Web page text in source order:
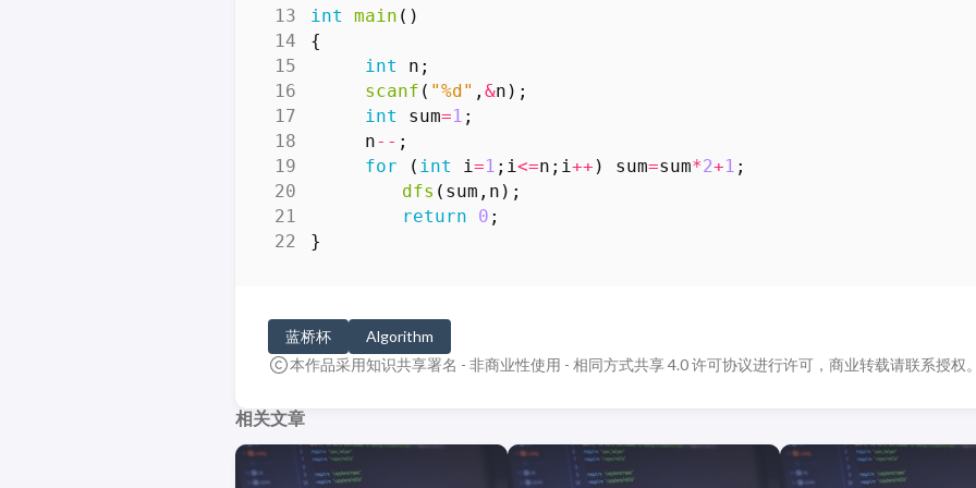
int
main ()
{
int
n ;
scanf ( "%d" ,&n );
int
sum=1 ;
n-- ;
for
( int i=1 ; i<=n ; i++ ) sum=sum*2+1 ;
dfs ( sum , n );
return
0 ;
}
蓝桥杯
Algorithm
本作品采用知识共享署名 - 非商业性使用 - 相同方式共享 4.0 许可协议进行许可，商业转载请联系授权
相关文章